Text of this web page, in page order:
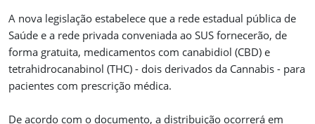
A nova legislação estabelece que a rede estadual pública de
Saúde e a rede privada conveniada ao SUS fornecerão, de
forma gratuita, medicamentos com canabidiol (CBD) e
tetrahidrocanabinol (THC) - dois derivados da Cannabis - para
pacientes com prescrição médica.
De acordo com o documento, a distribuição ocorrerá em